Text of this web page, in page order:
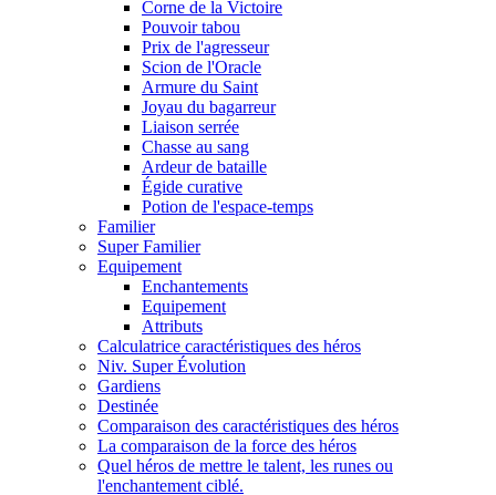
Corne de la Victoire
Pouvoir tabou
Prix de l'agresseur
Scion de l'Oracle
Armure du Saint
Joyau du bagarreur
Liaison serrée
Chasse au sang
Ardeur de bataille
Égide curative
Potion de l'espace-temps
Familier
Super Familier
Equipement
Enchantements
Equipement
Attributs
Calculatrice caractéristiques des héros
Niv. Super Évolution
Gardiens
Destinée
Comparaison des caractéristiques des héros
La comparaison de la force des héros
Quel héros de mettre le talent, les runes ou
l'enchantement ciblé.